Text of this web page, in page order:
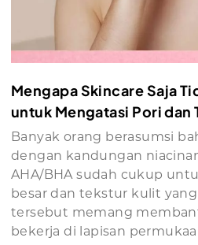
Mengapa Skincare Saja
untuk Mengatasi Pori dan
Banyak orang berasumsi
dengan kandungan
AHA/BHA sudah cukup
besar dan tekstur kulit
tersebut memang
bekerja di lapisan